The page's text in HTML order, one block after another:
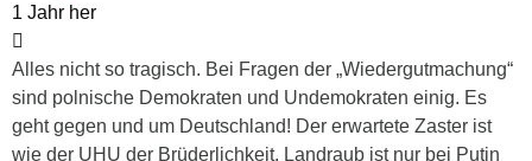
1 Jahr her
Alles nicht so tragisch. Bei Fragen der „Wiedergutmachung“
sind polnische Demokraten und Undemokraten einig. Es
geht gegen und um Deutschland! Der erwartete Zaster ist
wie der UHU der Brüderlichkeit. Landraub ist nur bei Putin